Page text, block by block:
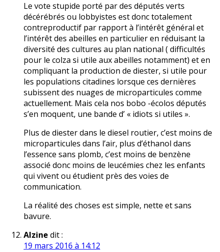
Le vote stupide porté par des députés verts
décérébrés ou lobbyistes est donc totalement
contreproductif par rapport à l’intérêt général et
l’intérêt des abeilles en particulier en réduisant la
diversité des cultures au plan national ( difficultés
pour le colza si utile aux abeilles notamment) et en
compliquant la production de diester, si utile pour
les populations citadines lorsque ces dernières
subissent des nuages de microparticules comme
actuellement. Mais cela nos bobo -écolos députés
s’en moquent, une bande d’ « idiots si utiles ».
Plus de diester dans le diesel routier, c’est moins de
microparticules dans l’air, plus d’éthanol dans
l’essence sans plomb, c’est moins de benzène
associé donc moins de leucémies chez les enfants
qui vivent ou étudient près des voies de
communication.
La réalité des choses est simple, nette et sans
bavure.
Alzine dit :
19 mars 2016 à 14:12